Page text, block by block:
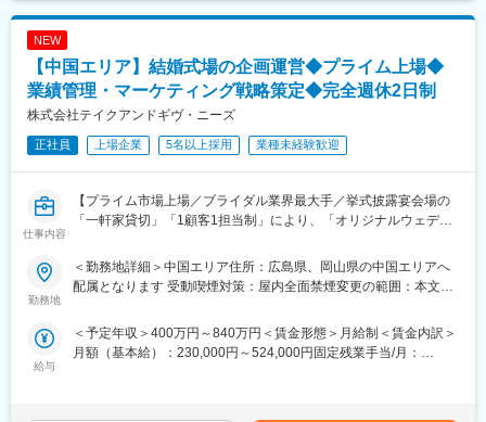
・ブライダル業界最大手で、自社商品をフルに活用し、お客様の
土があり、長期的に様々なキャリアの挑戦が可能です。
変更の範囲：会社の定める業務
益などを算出し、データを細かく分析し各月・四半期・半期・通
ます。
◆各セクションのマネジメント業務
プランナーから料理、装花、美容、衣装、写真撮影など、各部署
のリーダーやスタッフと連携を取りながら、店舗全体のマネジメ
ントを行います。
◆スタッフの採用・教育
ていただきます。求人の媒体選定から取材対応まで幅広く手がけ
ます。また教育スケジュールに基づき、採用の進捗管理や育成も
社内プロジェクトなどで、新たに出た案や意見に対して、承認や
アドバイスを行ないます。「キッズプロジェクト」
て自ら意見を出すことも。
◆経営企画・マーケティング
NEW
【中国エリア】結婚式場の企画運営◆プライム上場◆
業績管理・マーケティング戦略策定◆完全週休2日制
株式会社テイクアンドギヴ・ニーズ
正社員 上場企業 5名以上採用 業種未経験歓迎
仕事内容
【プライム市場上場／ブライダル業界最大手／挙式披露宴会場の
「一軒家貸切」「1顧客1担当制」により、「オリジナルウェディ
ご入社後はウェディングプランナーとして現場を経験したのち最
短1年後に自社が展開している結婚式場の企画運営をお願いしま
■仕事内容：
◆式場の業績管理
勤務地
＜勤務地詳細＞中国エリア住所：広島県、岡山県の中国エリアへ
配属となります 受動喫煙対策：屋内全面禁煙変更の範囲：本文参
給与
＜予定年収＞400万円～840万円＜賃金形態＞月給制＜賃金内訳＞
月額（基本給）：230,000円～524,000円固定残業手当/月：